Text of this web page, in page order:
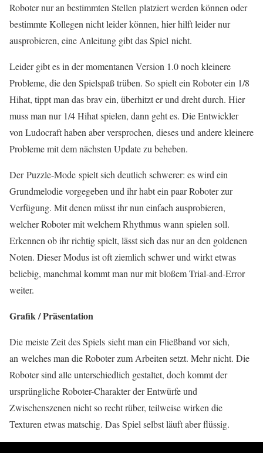
Roboter nur an bestimmten Stellen platziert werden können oder
bestimmte Kollegen nicht leider können, hier hilft leider nur
ausprobieren, eine Anleitung gibt das Spiel nicht.
Leider gibt es in der momentanen Version 1.0 noch kleinere
Probleme, die den Spielspaß trüben. So spielt ein Roboter ein 1/8
Hihat, tippt man das brav ein, überhitzt er und dreht durch. Hier
muss man nur 1/4 Hihat spielen, dann geht es. Die Entwickler
von Ludocraft haben aber versprochen, dieses und andere kleinere
Probleme mit dem nächsten Update zu beheben.
Der Puzzle-Mode spielt sich deutlich schwerer: es wird ein
Grundmelodie vorgegeben und ihr habt ein paar Roboter zur
Verfügung. Mit denen müsst ihr nun einfach ausprobieren,
welcher Roboter mit welchem Rhythmus wann spielen soll.
Erkennen ob ihr richtig spielt, lässt sich das nur an den goldenen
Noten. Dieser Modus ist oft ziemlich schwer und wirkt etwas
beliebig, manchmal kommt man nur mit bloßem Trial-and-Error
weiter.
Grafik / Präsentation
Die meiste Zeit des Spiels sieht man ein Fließband vor sich,
an welches man die Roboter zum Arbeiten setzt. Mehr nicht. Die
Roboter sind alle unterschiedlich gestaltet, doch kommt der
ursprüngliche Roboter-Charakter der Entwürfe und
Zwischenszenen nicht so recht rüber, teilweise wirken die
Texturen etwas matschig. Das Spiel selbst läuft aber flüssig.